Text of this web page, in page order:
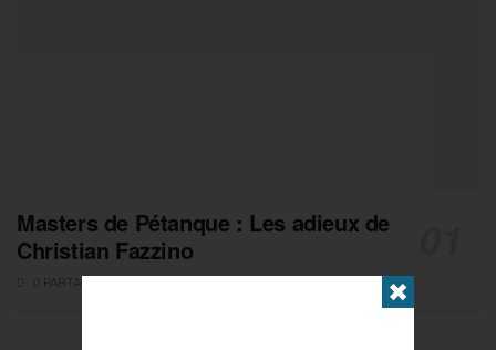
Masters de Pétanque : Les adieux de
Christian Fazzino
0 PARTAGES ✖